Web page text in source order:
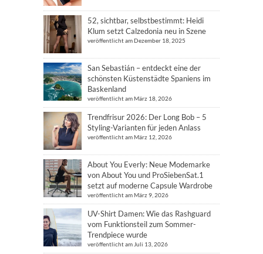
52, sichtbar, selbstbestimmt: Heidi
Klum setzt Calzedonia neu in Szene
veröffentlicht am Dezember 18, 2025
San Sebastián – entdeckt eine der
schönsten Küstenstädte Spaniens im
Baskenland
veröffentlicht am März 18, 2026
Trendfrisur 2026: Der Long Bob – 5
Styling-Varianten für jeden Anlass
veröffentlicht am März 12, 2026
About You Everly: Neue Modemarke
von About You und ProSiebenSat.1
setzt auf moderne Capsule Wardrobe
veröffentlicht am März 9, 2026
UV-Shirt Damen: Wie das Rashguard
vom Funktionsteil zum Sommer-
Trendpiece wurde
veröffentlicht am Juli 13, 2026